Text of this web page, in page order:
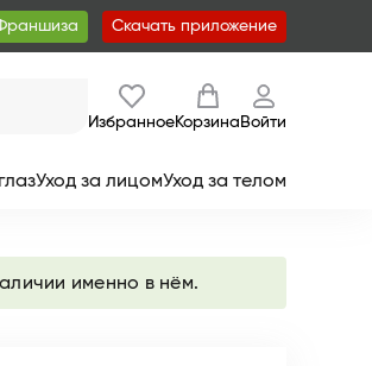
Скачать приложение
ИзбранноеКорзина Войти
Уход за лицомУход за телом
именно в нём.